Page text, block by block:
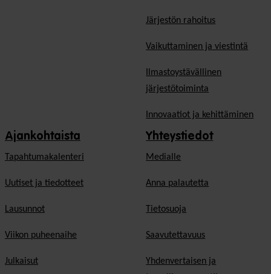
Järjestön rahoitus
Vaikuttaminen ja viestintä
Ilmastoystävällinen
järjestötoiminta
Innovaatiot ja kehittäminen
Ajankohtaista
Tapahtumakalenteri
Uutiset ja tiedotteet
Lausunnot
Viikon puheenaihe
Julkaisut
Yhteystiedot
Medialle
Anna palautetta
Tietosuoja
Saavutettavuus
Yhdenvertaisen ja